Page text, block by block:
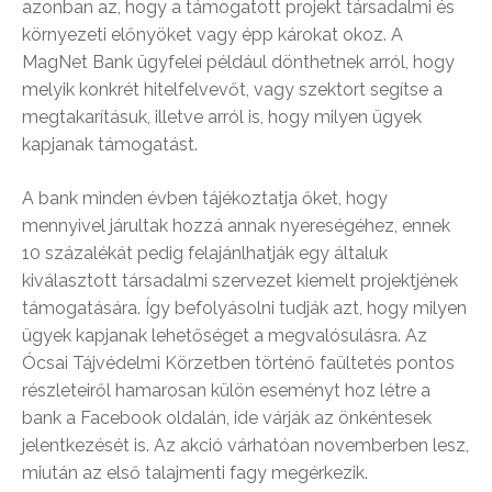
azonban az, hogy a támogatott projekt társadalmi és
környezeti előnyöket vagy épp károkat okoz. A
MagNet Bank ügyfelei például dönthetnek arról, hogy
melyik konkrét hitelfelvevőt, vagy szektort segítse a
megtakarításuk, illetve arról is, hogy milyen ügyek
kapjanak támogatást.
A bank minden évben tájékoztatja őket, hogy
mennyivel járultak hozzá annak nyereségéhez, ennek
10 százalékát pedig felajánlhatják egy általuk
kiválasztott társadalmi szervezet kiemelt projektjének
támogatására. Így befolyásolni tudják azt, hogy milyen
ügyek kapjanak lehetőséget a megvalósulásra. Az
Ócsai Tájvédelmi Körzetben történő faültetés pontos
részleteiről hamarosan külön eseményt hoz létre a
bank a Facebook oldalán, ide várják az önkéntesek
jelentkezését is. Az akció várhatóan novemberben lesz,
miután az első talajmenti fagy megérkezik.